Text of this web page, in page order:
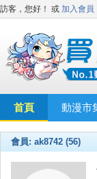
訪客，您好！ 或 加入會員
首頁 動漫市
會員: ak8742 (56)